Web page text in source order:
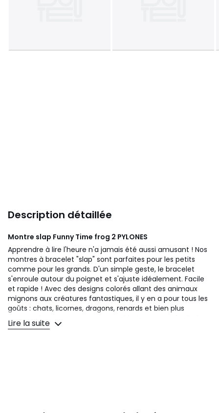
Description détaillée
Montre slap Funny Time frog 2 PYLONES
Apprendre à lire l'heure n'a jamais été aussi amusant ! Nos
montres à bracelet "slap" sont parfaites pour les petits
comme pour les grands. D'un simple geste, le bracelet
s'enroule autour du poignet et s'ajuste idéalement. Facile
et rapide ! Avec des designs colorés allant des animaux
mignons aux créatures fantastiques, il y en a pour tous les
goûts : chats, licornes, dragons, renards et bien plus
encore.Chaque montre est agréable à porter et facile à
mettre, fabriquée en silicone, résistante aux éclaboussures
Lire la suite